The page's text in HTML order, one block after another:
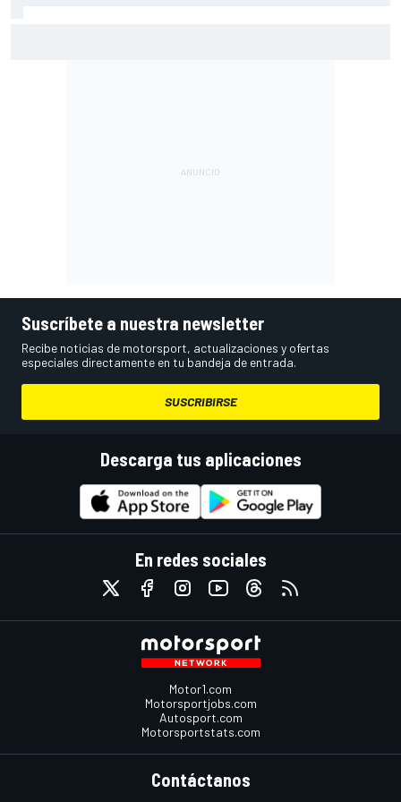
Suscríbete a nuestra newsletter
Recibe noticias de motorsport, actualizaciones y ofertas
especiales directamente en tu bandeja de entrada.
SUSCRIBIRSE
Descarga tus aplicaciones
En redes sociales
Motor1.com
Motorsportjobs.com
Autosport.com
Motorsportstats.com
Contáctanos